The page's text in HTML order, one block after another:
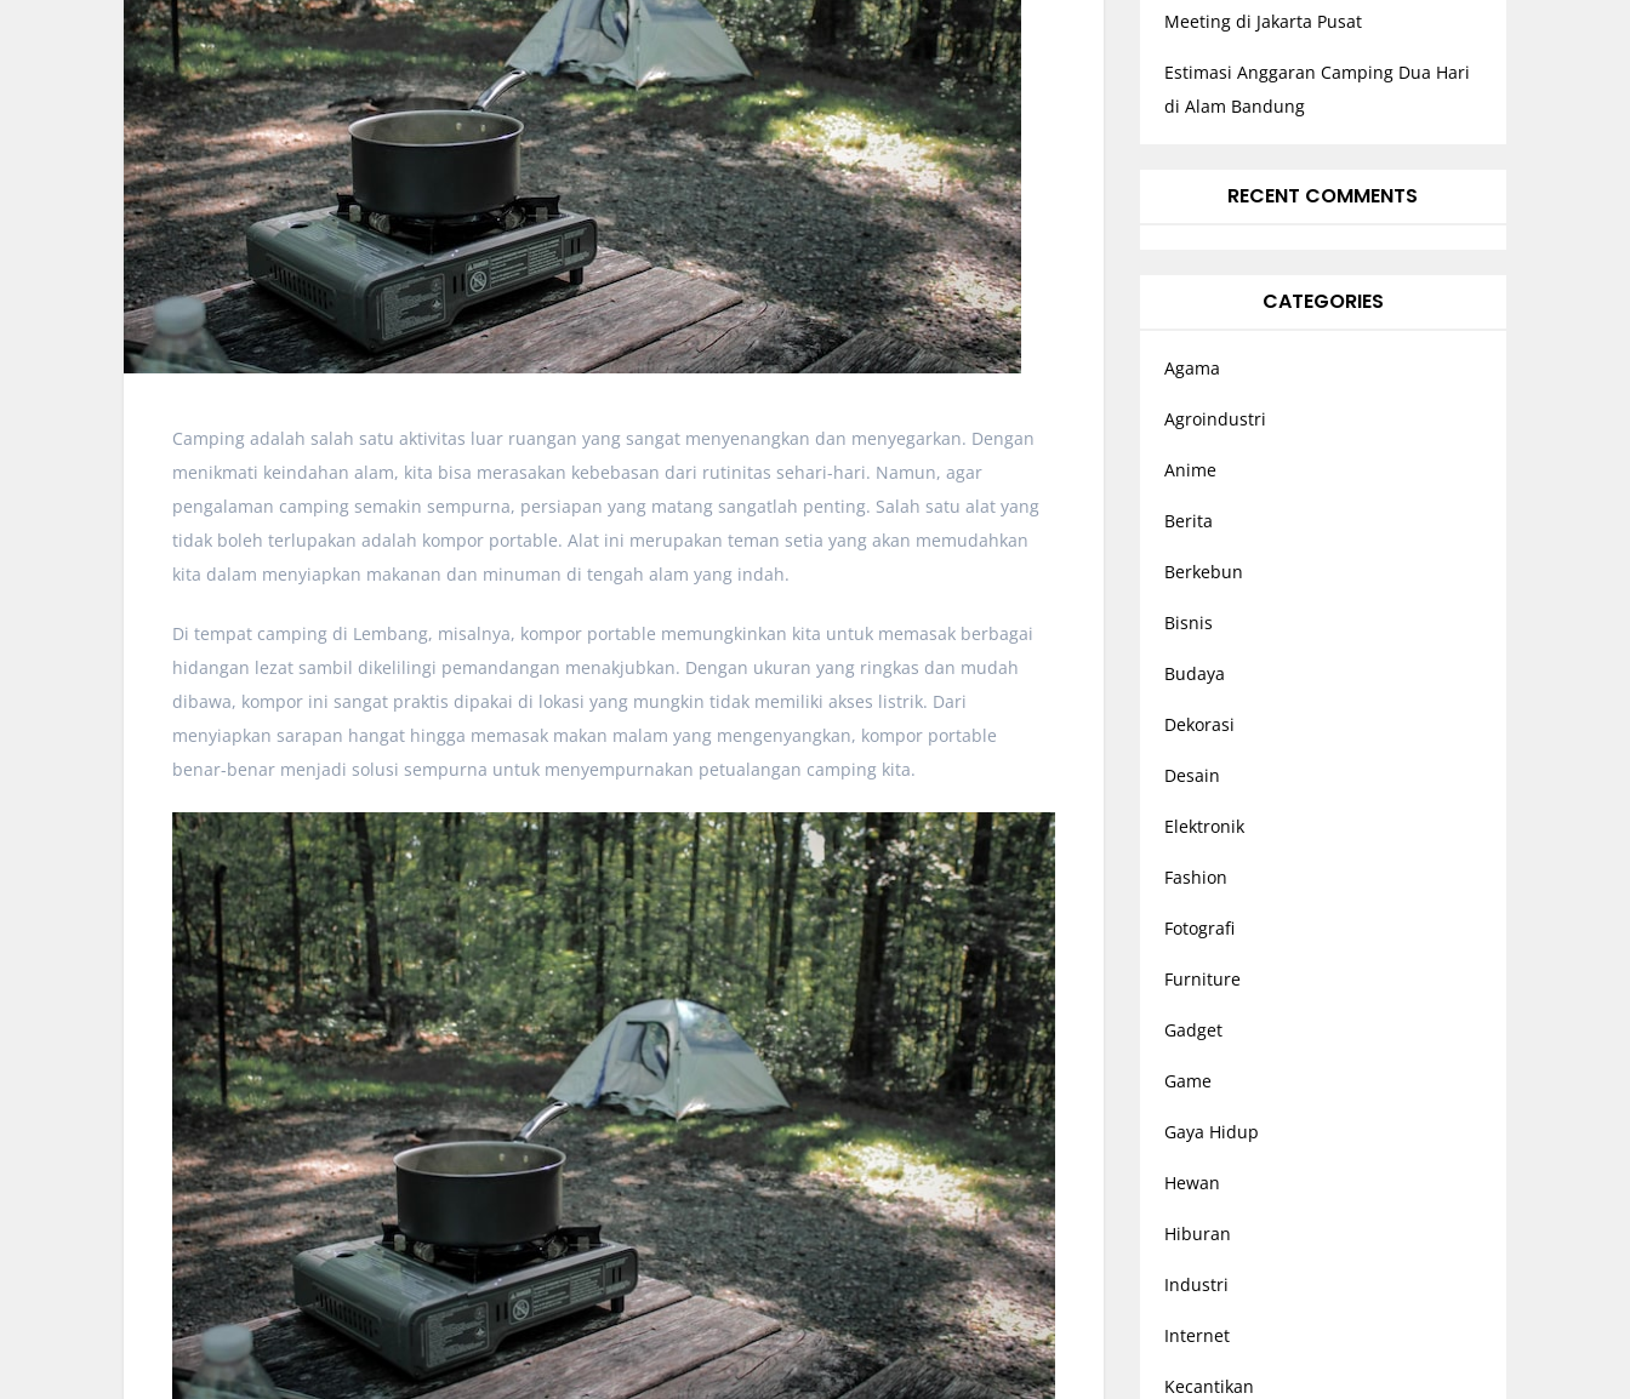
Camping adalah salah satu aktivitas luar ruangan yang sangat menyenangkan dan menyegarkan. Dengan
menikmati keindahan alam, kita bisa merasakan kebebasan dari rutinitas sehari-hari. Namun, agar
pengalaman camping semakin sempurna, persiapan yang matang sangatlah penting. Salah satu alat yang
tidak boleh terlupakan adalah kompor portable. Alat ini merupakan teman setia yang akan memudahkan
kita dalam menyiapkan makanan dan minuman di tengah alam yang indah.
Di tempat camping di Lembang, misalnya, kompor portable memungkinkan kita untuk memasak berbagai
hidangan lezat sambil dikelilingi pemandangan menakjubkan. Dengan ukuran yang ringkas dan mudah
dibawa, kompor ini sangat praktis dipakai di lokasi yang mungkin tidak memiliki akses listrik. Dari
menyiapkan sarapan hangat hingga memasak makan malam yang mengenyangkan, kompor portable
benar-benar menjadi solusi sempurna untuk menyempurnakan petualangan camping kita.
Meeting di Jakarta Pusat
Estimasi Anggaran Camping Dua Hari
di Alam Bandung
RECENT COMMENTS
CATEGORIES
Agama
Agroindustri
Anime
Berita
Berkebun
Bisnis
Budaya
Dekorasi
Desain
Elektronik
Fashion
Fotografi
Furniture
Gadget
Game
Gaya Hidup
Hewan
Hiburan
Industri
Internet
Kecantikan